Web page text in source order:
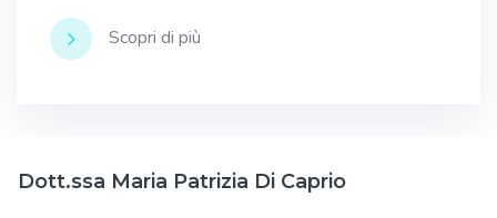
Scopri di più
Dott.ssa Maria Patrizia Di Caprio